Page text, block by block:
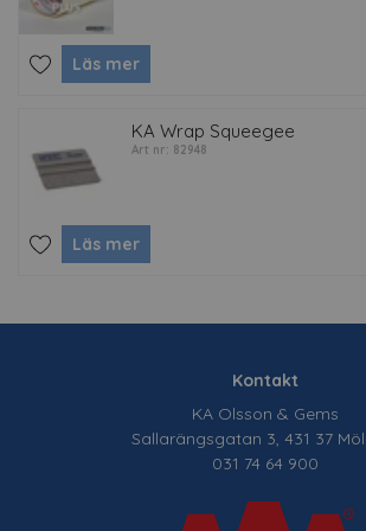
Läs mer
KA Wrap Squeegee
Art nr: 82948
Läs mer
Kontakt
KA Olsson & Gems
Sallarängsgatan 3, 431 37
031 74 64 900